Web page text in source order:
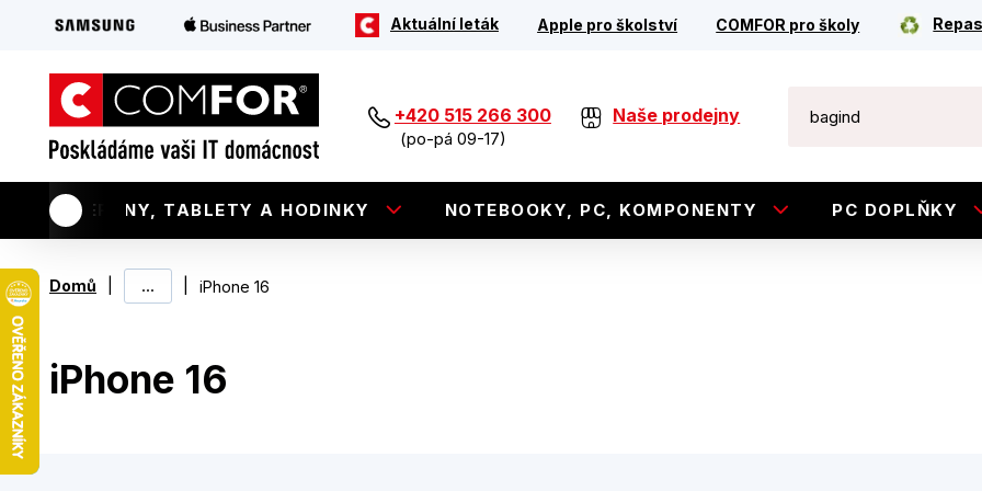
Aktuální leták Apple pro školství COMFOR pro školy
+420 515 266 300
(po-pá 09-17)
Naše prodejny
TELEFONY, TABLETY A HODINKY NOTEBOOKY, PC, KOMPONENTY PC DOPLŇKY
Domů ... iPhone 16
iPhone 16